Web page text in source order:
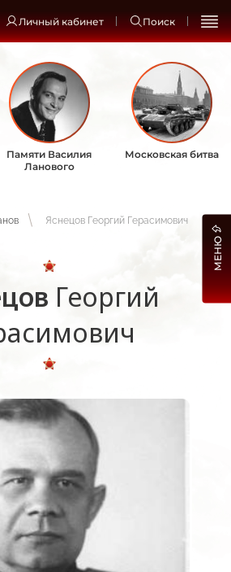
Личный кабинет Поиск
Памяти Василия
Ланового
Московская битва
Яснецов Георгий Герасимович
Георгий
МЕНЮ